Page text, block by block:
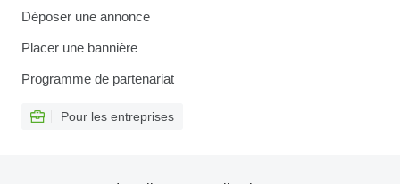
Déposer une annonce
Placer une bannière
Programme de partenariat
Pour les entreprises